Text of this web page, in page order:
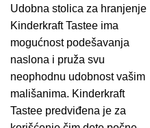
Udobna stolica za hranjenje
Kinderkraft Tastee ima
mogućnost podešavanja
naslona i pruža svu
neophodnu udobnost vašim
mališanima. Kinderkraft
Tastee predviđena je za